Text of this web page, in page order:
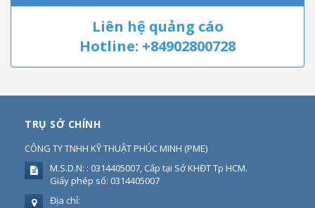
Liên hệ quảng cáo
Hotline: +84902800728
TRỤ SỞ CHÍNH
CÔNG TY TNHH KỸ THUẬT PHÚC MINH (PME)
M.S.D.N: : 0314405007, Cấp tại Sở KHĐT Tp HCM.
Giấy phép số: 0314405007
Địa chỉ: